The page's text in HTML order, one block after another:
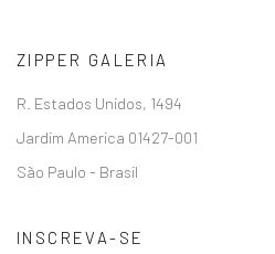
ZIPPER GALERIA
R. Estados Unidos, 1494
Jardim America 01427-001
São Paulo - Brasil
INSCREVA-SE